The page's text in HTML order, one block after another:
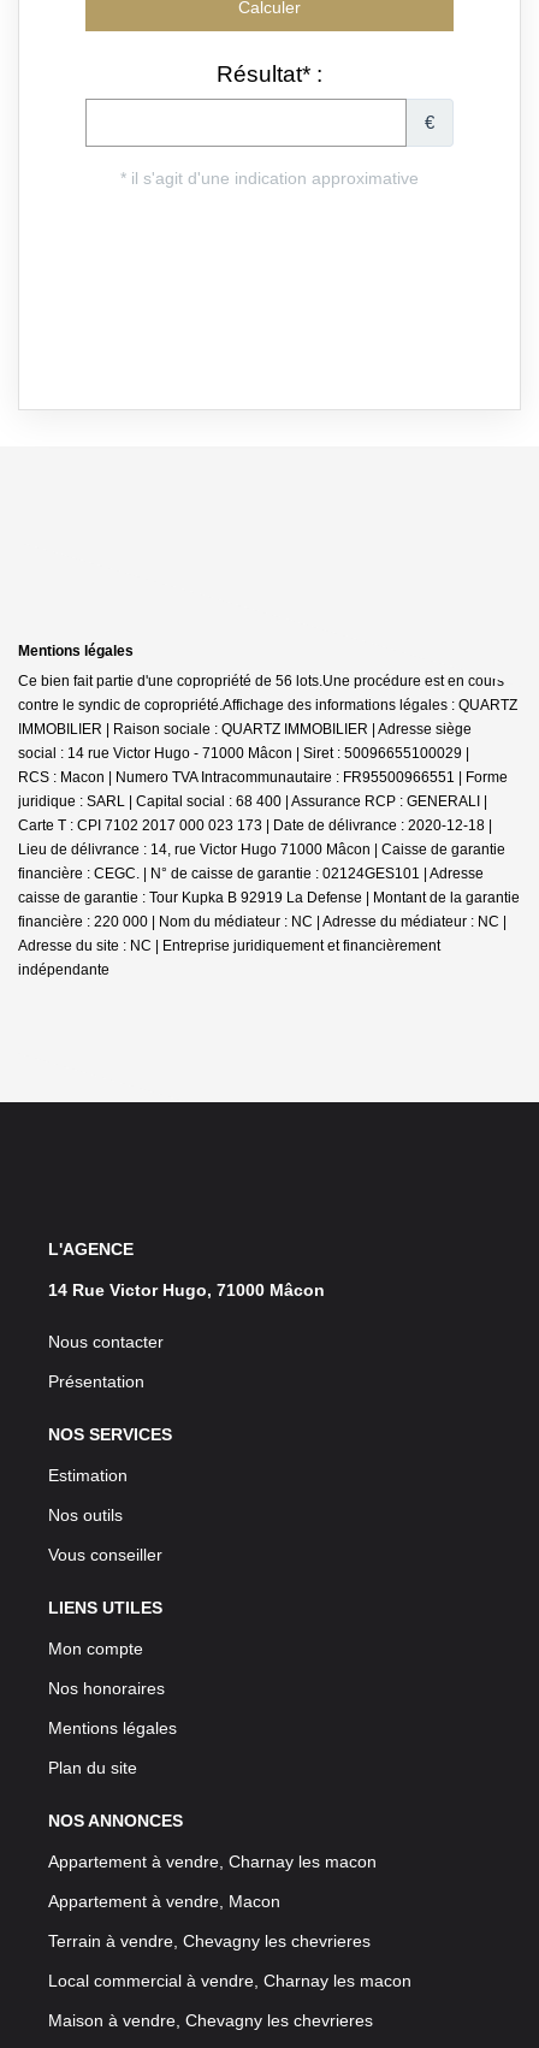
Mentions légales
Ce bien fait partie d'une copropriété de 56 lots.Une procédure est en cours
contre le syndic de copropriété. Affichage des informations légales : QUARTZ
IMMOBILIER | Raison sociale : QUARTZ IMMOBILIER | Adresse siège
social : 14 rue Victor Hugo - 71000 Mâcon | Siret : 50096655100029 |
RCS : Macon | Numero TVA Intracommunautaire : FR95500966551 | Forme
juridique : SARL | Capital social : 68 400 | Assurance RCP : GENERALI |
Carte T : CPI 7102 2017 000 023 173 | Date de délivrance : 2020-12-18 |
Lieu de délivrance : 14, rue Victor Hugo 71000 Mâcon | Caisse de garantie
financière : CEGC. | N° de caisse de garantie : 02124GES101 | Adresse
caisse de garantie : Tour Kupka B 92919 La Defense | Montant de la garantie
financière : 220 000 | Nom du médiateur : NC | Adresse du médiateur : NC |
Adresse du site : NC | Entreprise juridiquement et financièrement
indépendante
L'AGENCE
14 Rue Victor Hugo, 71000 Mâcon
Nous contacter
Présentation
NOS SERVICES
Estimation
Nos outils
Vous conseiller
LIENS UTILES
Mon compte
Nos honoraires
Mentions légales
Plan du site
NOS ANNONCES
Appartement à vendre, Charnay les macon
Appartement à vendre, Macon
Terrain à vendre, Chevagny les chevrieres
Local commercial à vendre, Charnay les macon
Maison à vendre, Chevagny les chevrieres